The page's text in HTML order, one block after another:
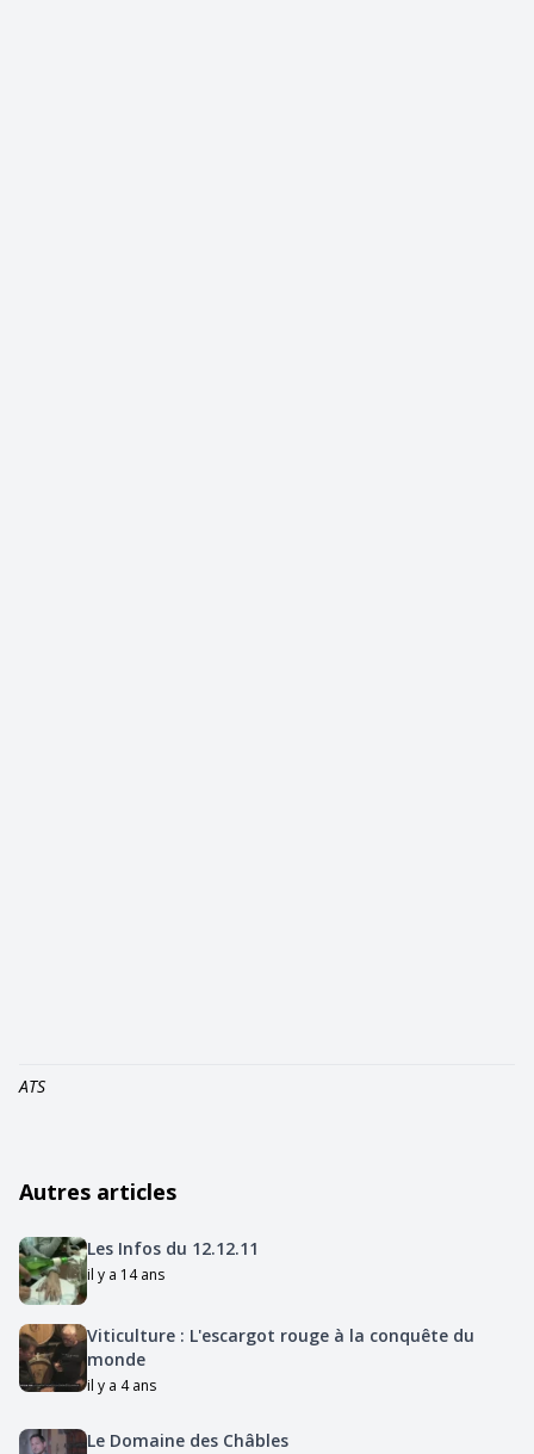
ATS
Autres articles
Les Infos du 12.12.11
il y a 14 ans
Viticulture : L'escargot rouge à la conquête du
monde
il y a 4 ans
Le Domaine des Châbles